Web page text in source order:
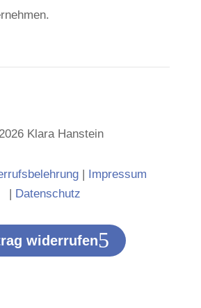
Klara Hanstein
| Impressum
| Datenschutz
widerrufen